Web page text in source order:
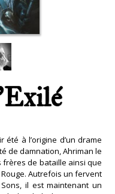
été à l’origine d’un drame
de damnation, Ahriman le
de bataille ainsi que
Autrefois un fervent
il est maintenant un